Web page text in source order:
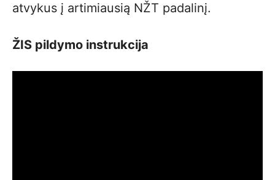
atvykus į artimiausią NŽT padalinį.
ŽIS pildymo instrukcija